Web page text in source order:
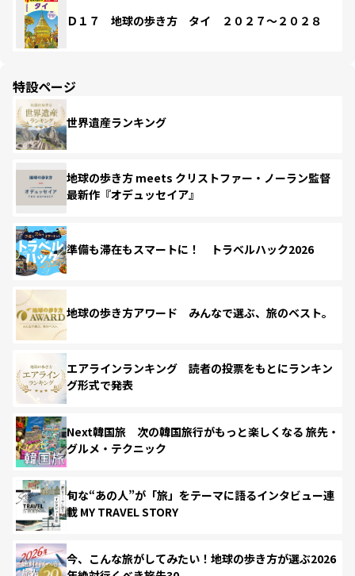
Ｄ１７ 地球の歩き方 タイ ２０２７～２０２８
特設ページ
世界遺産ランキング
地球の歩き方 meets クリストファー・ノーラン監督
最新作『オデュッセイア』
準備も滞在もスマートに！ トラベルハック2026
地球の歩き方アワード みんなで選ぶ、旅のベスト。
エアラインランキング 読者の投票をもとにランキン
グ形式で発表
Next韓国旅 次の韓国旅行がもっと楽しくなる 旅先・
グルメ・テクニック
旬な“あの人”が「旅」をテーマに語るインタビュー連
載 MY TRAVEL STORY
今、こんな旅がしてみたい！地球の歩き方が選ぶ2026